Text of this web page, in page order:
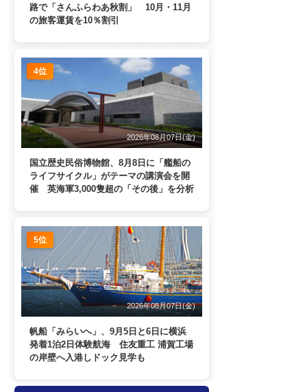
路で「さんふらわあ秋割」 10月・11月
の旅客運賃を10％割引
4位
2026年08月07日(金)
国立歴史民俗博物館、8月8日に「艦船の
ライフサイクル」がテーマの講演会を開
催 英海軍3,000隻超の「その後」を分析
5位
2026年08月07日(金)
帆船「みらいへ」、9月5日と6日に横浜
発着1泊2日体験航海 住友重工 浦賀工場
の岸壁へ入港しドック見学も